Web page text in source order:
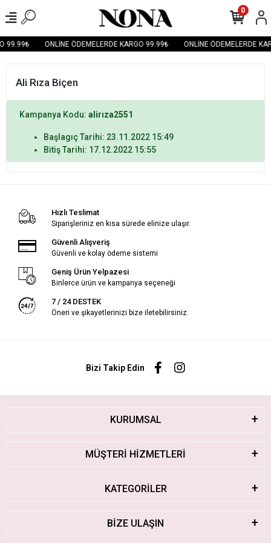
99.99₺ ONLİNE ÖDEMELERDE KARGO 99.99₺ ONLİNE ÖDEMELERDE
0
Ali Rıza Biçen
Kampanya Kodu: alirıza2551
Başlagıç Tarihi: 23.11.2022 15:49
Bitiş Tarihi: 17.12.2022 15:55
Hızlı Teslimat
Siparişleriniz en kısa sürede elinize ulaşır.
Güvenli Alışveriş
Güvenli ve kolay ödeme sistemi
Geniş Ürün Yelpazesi
Binlerce ürün ve kampanya seçeneği
7 / 24 DESTEK
Öneri ve şikayetlerinizi bize iletebilirsiniz.
Bizi Takip Edin
KURUMSAL
MÜŞTERİ HİZMETLERİ
KATEGORİLER
BİZE ULAŞIN